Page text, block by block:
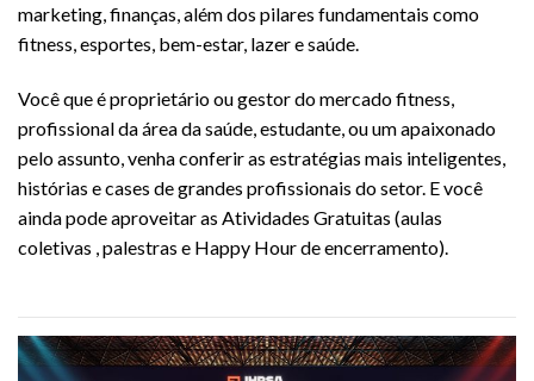
marketing, finanças, além dos pilares fundamentais como
fitness, esportes, bem-estar, lazer e saúde.
Você que é proprietário ou gestor do mercado fitness,
profissional da área da saúde, estudante, ou um apaixonado
pelo assunto, venha conferir as estratégias mais inteligentes,
histórias e cases de grandes profissionais do setor. E você
ainda pode aproveitar as Atividades Gratuitas (aulas
coletivas , palestras e Happy Hour de encerramento).